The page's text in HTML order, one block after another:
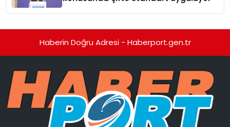
Haberin Doğru Adresi - Haberport.gen.tr